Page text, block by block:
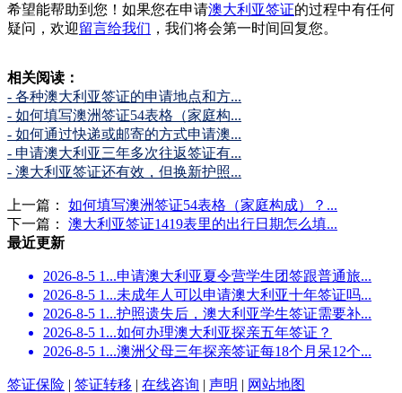
希望能帮助到您！如果您在申请澳大利亚签证的过程中有任何
疑问，欢迎留言给我们 ，我们将会第一时间回复您。
相关阅读：
- 各种澳大利亚签证的申请地点和方...
- 如何填写澳洲签证54表格（家庭构...
- 如何通过快递或邮寄的方式申请澳...
- 申请澳大利亚三年多次往返签证有...
- 澳大利亚签证还有效，但换新护照...
上一篇： 如何填写澳洲签证54表格（家庭构成）？...
下一篇： 澳大利亚签证1419表里的出行日期怎么填...
最近更新
2026-8-5 1...申请澳大利亚夏令营学生团签跟普通旅...
2026-8-5 1...未成年人可以申请澳大利亚十年签证吗...
2026-8-5 1...护照遗失后，澳大利亚学生签证需要补...
2026-8-5 1...如何办理澳大利亚探亲五年签证？
2026-8-5 1...澳洲父母三年探亲签证每18个月呆12个...
签证保险 | 签证转移 | 在线咨询 | 声明 | 网站地图